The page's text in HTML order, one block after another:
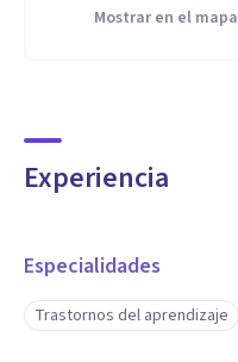
Mostrar en el mapa
Experiencia
Especialidades
Trastornos del aprendizaje